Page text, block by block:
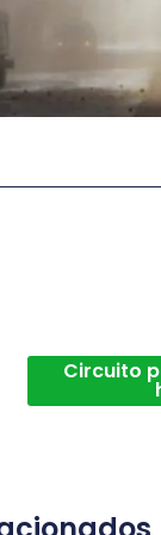
Circuito